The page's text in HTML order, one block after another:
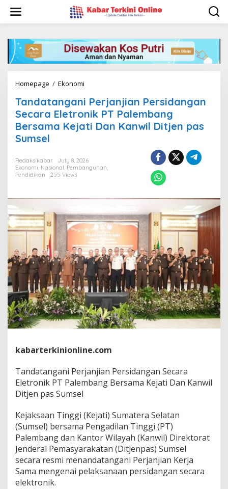
i
Homepage / Ekonomi
n
d
a
t
g
a
r
j
a
n
j
i
a
n
P
e
r
s
i
d
n
a
n
S
a
r
a
E
l
e
t
Tandatangani Perjanjian Persidangan
Secara Eletronik PT Palembang
Bersama Kejati Dan Kanwil Ditjen pas
Sumsel
Redaksikabar
July 8, 2026
Ekonomi, Nasional, Pembangunan,
Pendidikan
255 Views
kabarterkinionline.com
Tandatangani Perjanjian Persidangan Secara
Eletronik PT Palembang Bersama Kejati Dan Kanwil
Ditjen pas Sumsel
Kejaksaan Tinggi (Kejati) Sumatera Selatan
(Sumsel) bersama Pengadilan Tinggi (PT)
Palembang dan Kantor Wilayah (Kanwil) Direktorat
Jenderal Pemasyarakatan (Ditjenpas) Sumsel
secara resmi menandatangani Perjanjian Kerja
Sama mengenai pelaksanaan persidangan secara
elektronik.